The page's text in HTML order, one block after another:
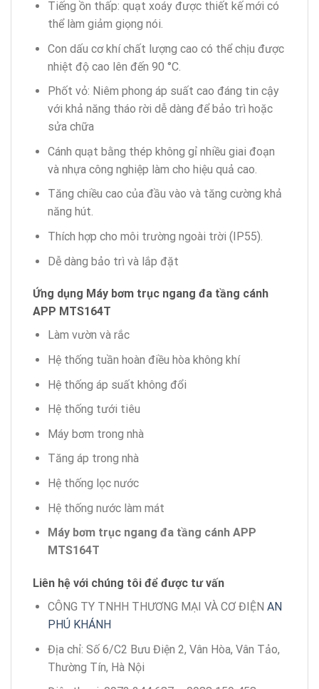
Tiếng ồn thấp: quạt xoáy được thiết kế mới có
thể làm giảm giọng nói.
Con dấu cơ khí chất lượng cao có thể chịu được
nhiệt độ cao lên đến 90 °C.
Phốt vỏ: Niêm phong áp suất cao đáng tin cậy
với khả năng tháo rời dễ dàng để bảo trì hoặc
sửa chữa
Cánh quạt bằng thép không gỉ nhiều giai đoạn
và nhựa công nghiệp làm cho hiệu quả cao.
Tăng chiều cao của đầu vào và tăng cường khả
năng hút.
Thích hợp cho môi trường ngoài trời (IP55).
Dễ dàng bảo trì và lắp đặt
Ứng dụng Máy bơm trục ngang đa tầng cánh
APP MTS164T
Làm vườn và rắc
Hệ thống tuần hoàn điều hòa không khí
Hệ thống áp suất không đổi
Hệ thống tưới tiêu
Máy bơm trong nhà
Tăng áp trong nhà
Hệ thống lọc nước
Hệ thống nước làm mát
Máy bơm trục ngang đa tầng cánh APP
MTS164T
Liên hệ với chúng tôi để được tư vấn
CÔNG TY TNHH THƯƠNG MẠI VÀ CƠ ĐIỆN AN
PHÚ KHÁNH
Địa chỉ: Số 6/C2 Bưu Điện 2, Vân Hòa, Vân Tảo,
Thường Tín, Hà Nội